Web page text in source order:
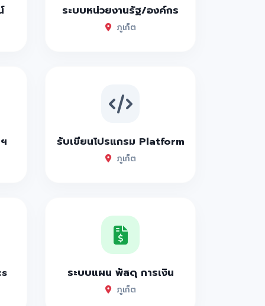
มซีอิ๊วคือเบสมาก
าถูก
ระบบหน่วยงานรัฐ/องค์กร
ภูเก็ต
รับเขียนโปรแกรม Platform
ภูเก็ต
ระบบแผน พัสดุ การเงิน
ภูเก็ต